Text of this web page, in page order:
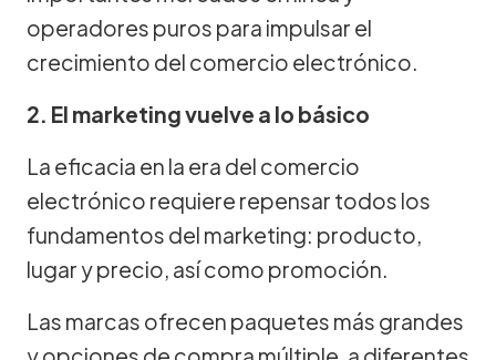
operadores puros para impulsar el
crecimiento del comercio electrónico.
2. El marketing vuelve a lo básico
La eficacia en la era del comercio
electrónico requiere repensar todos los
fundamentos del marketing: producto,
lugar y precio, así como promoción.
Las marcas ofrecen paquetes más grandes